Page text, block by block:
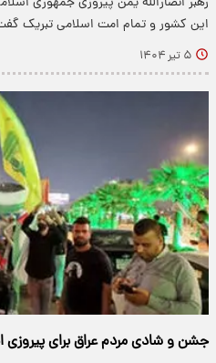
این کشور و تمام امت اسلامی تبریک
۵ تیر ۱۴۰۴
جشن و شادی مردم عراق برای پیروزی